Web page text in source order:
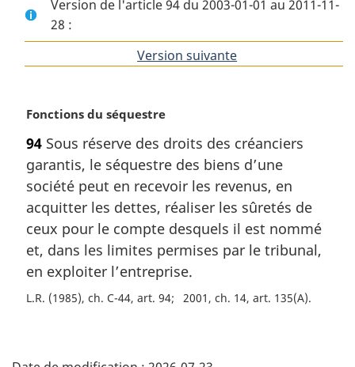
Version de l'article 94 du 2003-01-01 au 2011-11-
28 :
Version suivante
N
t
e
m
a
g
i
n
l
Fonctions du séquestre
94 Sous réserve des droits des créanciers
garantis, le séquestre des biens d’une
société peut en recevoir les revenus, en
acquitter les dettes, réaliser les sûretés de
ceux pour le compte desquels il est nommé
et, dans les limites permises par le tribunal,
en exploiter l’entreprise.
L.R. (1985), ch. C-44, art. 94 2001, ch. 14, art. 135(A)